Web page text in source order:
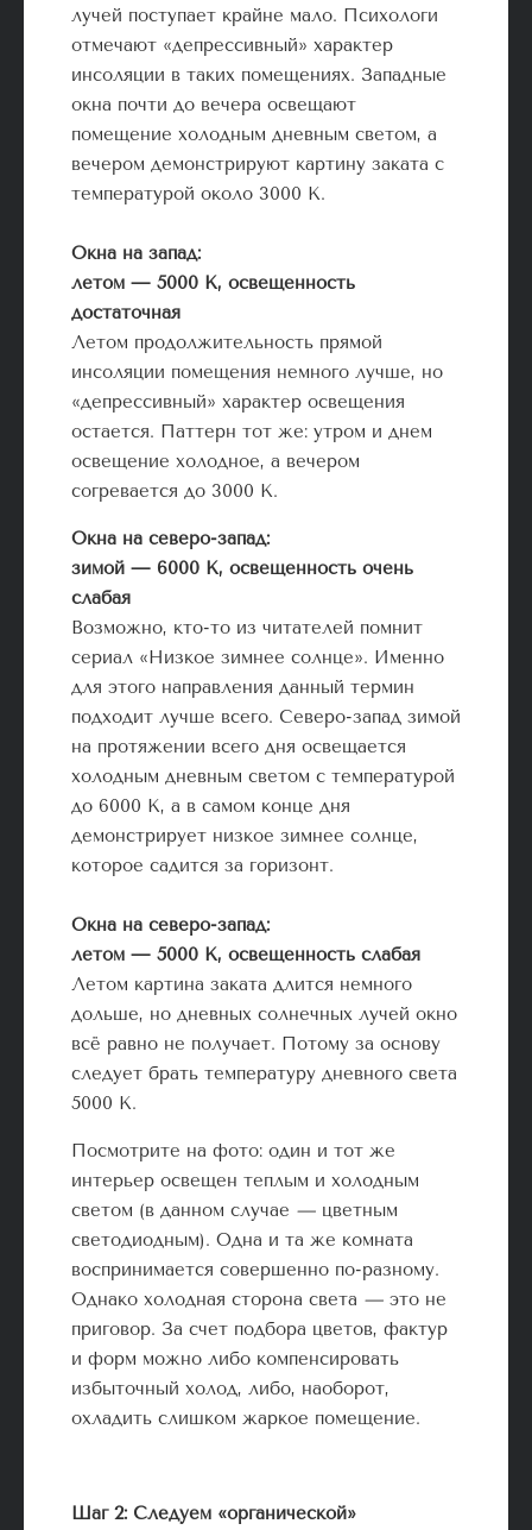
лучей поступает крайне мало. Психологи
отмечают «депрессивный» характер
инсоляции в таких помещениях. Западные
окна почти до вечера освещают
помещение холодным дневным светом, а
вечером демонстрируют картину заката с
температурой около 3000 К.
Окна на запад:
летом — 5000 К, освещенность
достаточная
Летом продолжительность прямой
инсоляции помещения немного лучше, но
«депрессивный» характер освещения
остается. Паттерн тот же: утром и днем
освещение холодное, а вечером
согревается до 3000 К.
Окна на северо-запад:
зимой — 6000 К, освещенность очень
слабая
Возможно, кто-то из читателей помнит
сериал «Низкое зимнее солнце». Именно
для этого направления данный термин
подходит лучше всего. Северо-запад зимой
на протяжении всего дня освещается
холодным дневным светом с температурой
до 6000 К, а в самом конце дня
демонстрирует низкое зимнее солнце,
которое садится за горизонт.
Окна на северо-запад:
летом — 5000 К, освещенность слабая
Летом картина заката длится немного
дольше, но дневных солнечных лучей окно
всё равно не получает. Потому за основу
следует брать температуру дневного света
5000 К.
Посмотрите на фото: один и тот же
интерьер освещен теплым и холодным
светом (в данном случае — цветным
светодиодным). Одна и та же комната
воспринимается совершенно по-разному.
Однако холодная сторона света — это не
приговор. За счет подбора цветов, фактур
и форм можно либо компенсировать
избыточный холод, либо, наоборот,
охладить слишком жаркое помещение.
Шаг 2: Следуем «органической»